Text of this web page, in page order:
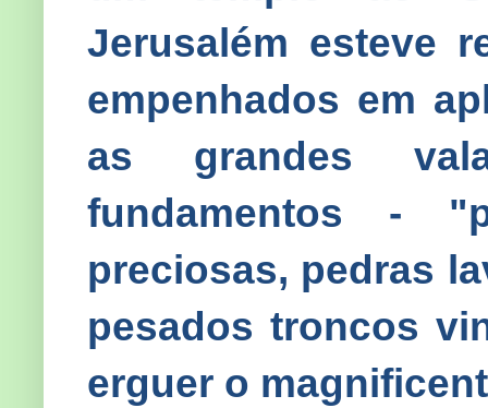
Jerusalém esteve
empenhados em
as grandes
fundamentos -
preciosas, pedras
pesados troncos
erguer o